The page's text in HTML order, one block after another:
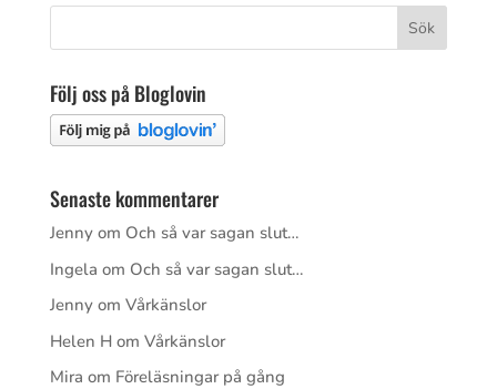
Följ oss på Bloglovin
Senaste kommentarer
Jennyom Och så var sagan slut…
Ingela om Och så var sagan slut…
Jennyom Vårkänslor
Helen Hom Vårkänslor
Mira om Föreläsningar på gång